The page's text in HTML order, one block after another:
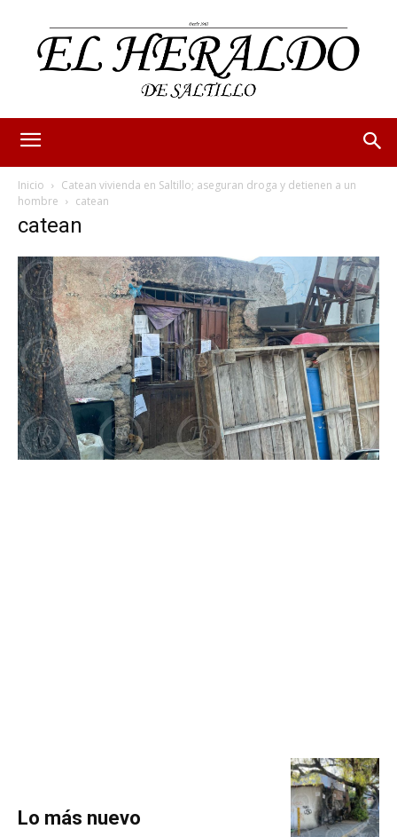
Inicio
Catean vivienda en Saltillo; aseguran droga y detienen a un
hombre
catean
catean
Lo más nuevo